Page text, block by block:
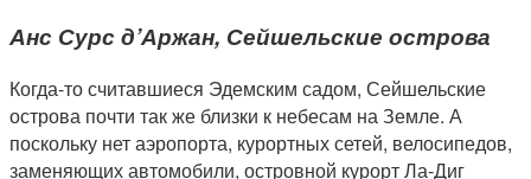
Анс Сурс д’Аржан, Сейшельские острова
Когда-то считавшиеся Эдемским садом, Сейшельские
острова почти так же близки к небесам на Земле. А
поскольку нет аэропорта, курортных сетей, велосипедов,
заменяющих автомобили, островной курорт Ла-Диг